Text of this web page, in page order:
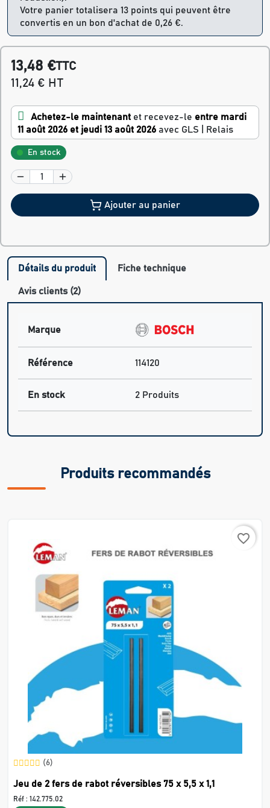
Votre panier totalisera 13 points qui peuvent être
convertis en un bon d'achat de 0,26 €.
13,48 €TTC
11,24 € HT
Achetez-le maintenant et recevez-le entre mardi
11 août 2026 et jeudi 13 août 2026 avec GLS | Relais
En stock
Ajouter au panier
Détails du produit Fiche technique
Avis clients (2)
Marque
Référence 114120
En stock 2 Produits
Produits recommandés
favorite_border
(6)
Jeu de 2 fers de rabot réversibles 75 x 5,5 x 1,1
Réf : 142.775.02